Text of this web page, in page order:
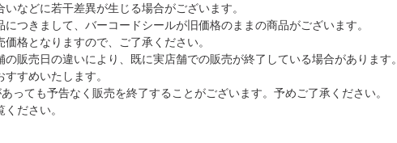
などに若干差異が生じる場合がございます。
つきまして、バーコードシールが旧価格のままの商品がございます。
格となりますので、ご了承ください。
販売日の違いにより、既に実店舗での販売が終了している場合があります。
すめいたします。
っても予告なく販売を終了することがございます。予めご了承ください。
ください。